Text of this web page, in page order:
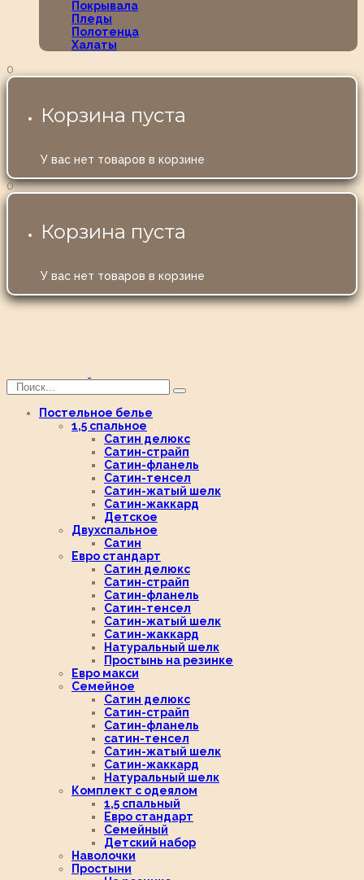
Покрывала
Пледы
Полотенца
Халаты
0
Корзина пуста
У вас нет товаров в корзине
0
Корзина пуста
У вас нет товаров в корзине
Постельное белье
1,5 спальное
Сатин делюкс
Сатин-страйп
Сатин-фланель
Сатин-тенсел
Сатин-жатый шелк
Сатин-жаккард
Детское
Двухспальное
Сатин
Евро стандарт
Сатин делюкс
Сатин-страйп
Сатин-фланель
Сатин-тенсел
Сатин-жатый шелк
Сатин-жаккард
Натуральный шелк
Простынь на резинке
Евро макси
Семейное
Сатин делюкс
Сатин-страйп
Сатин-фланель
сатин-тенсел
Сатин-жатый шелк
Сатин-жаккард
Натуральный шелк
Комплект с одеялом
1,5 спальный
Евро стандарт
Семейный
Детский набор
Наволочки
Простыни